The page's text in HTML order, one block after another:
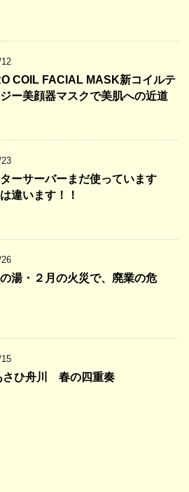
COIL FACIAL MASK新コイルテ
ー美顔器マスクで美肌への近道
ーサーバーまだ使っています
違います！！
湯・２月の火災で、廃業の危
さひ舟川 春の四重奏